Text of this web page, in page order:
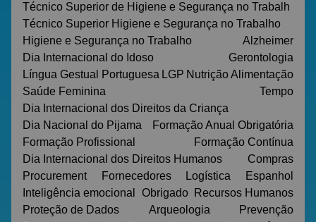
Técnico Superior de Higiene e Segurança no Trabalh
Técnico Superior Higiene e Segurança no Trabalho
Higiene e Segurança no Trabalho
Alzheimer
Dia Internacional do Idoso
Gerontologia
Língua Gestual Portuguesa LGP NutriçãoAlimentação
Saúde Feminina
Tempo
Dia Internacional dos Direitos da Criança
Dia Nacional do Pijama
Formação Anual Obrigatória
Formação Profissional
Formação Contínua
Dia Internacional dos Direitos Humanos
Compras
Procurement
Fornecedores Logística
Espanhol
Inteligência emocional
Obrigado
Recursos Humanos
Proteção de Dados
Arqueologia
Prevenção